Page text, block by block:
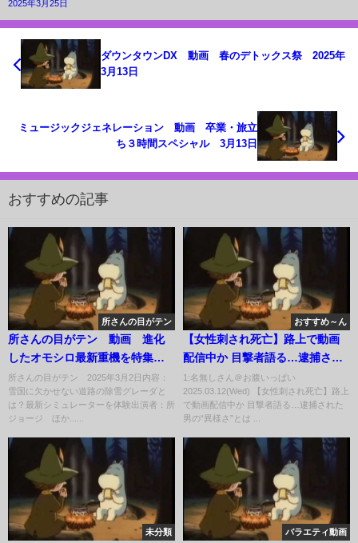
2025年3月25日
ダウンタウンDX 動画 春のデトックス祭 2025年
3月13日
ミュージックジェネレーション 動画 卒業・旅立
ち３時間スペシャル 3月13日
おすすめの記事
所さんの目がテン
所さんの目がテン 動画 進化
したオモシロ最新重機を特集 3
月2日
所さんの目がテン 2025年3月2日内容：
雪国に欠かせない道路の除雪グレーダと
は？最新シミュレーターを体験出演者：所
ジョージ ほか......
おすすめ～ん
【女性刺され死亡】路上で動画
配信中か 目撃者語る…逮捕され
た男の“異様さ”とは 東京・高田
馬場
1:名無しさん＠お腹いっぱい
2025.03.12(Wed) 【女性刺され死亡】路上
で動画配信中か 目撃者語る…逮捕された
男の“異様さ”とは ...
未分類 バラエティ動画